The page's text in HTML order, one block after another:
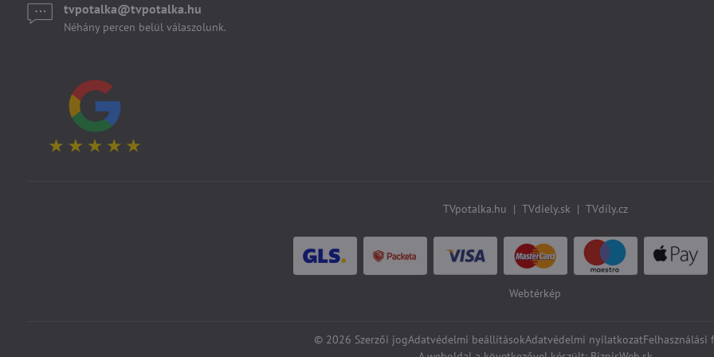
tvpotalka​@tvpotalka​.hu
Néhány percen belül válaszolunk.
TVpotalka.hu | TVdiely.sk | TVdíly.cz
Webtérkép
© 2026 Szerzői jogAdatvédelmi beállításokAdatvédelmi nyilatkozatFelhasználási